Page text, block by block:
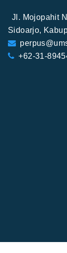
Jl. Mojopahit
Sidoarjo,
+62-31-